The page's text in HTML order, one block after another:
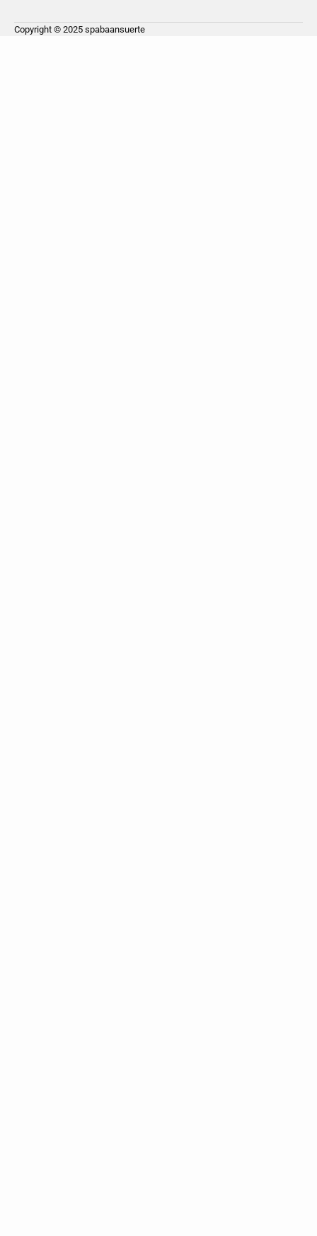
Copyright © 2025 spabaansuerte